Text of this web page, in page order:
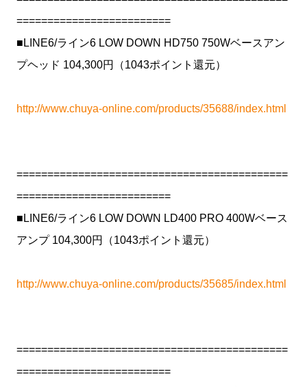
=========================
■LINE6/ライン6 LOW DOWN HD750 750Wベースアン
プヘッド 104,300円（1043ポイント還元）
http://www.chuya-online.com/products/35688/index.html
============================================
=========================
■LINE6/ライン6 LOW DOWN LD400 PRO 400Wベース
アンプ 104,300円（1043ポイント還元）
http://www.chuya-online.com/products/35685/index.html
============================================
=========================